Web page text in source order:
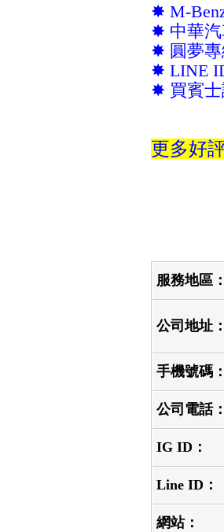
✸ M-
✸ 中華
✸ 圓夢
✸ LINE
✸ 買賓士
更多好
服務地區：
公司地址：
手機號碼：
公司電話：
IG ID：
Line ID：
網站：